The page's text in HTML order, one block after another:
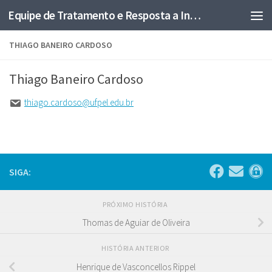
Skip to content Equipe de Tratamento e Resposta a Incidentes em Redes Computacionais
THIAGO BANEIRO CARDOSO
Thiago Baneiro Cardoso
thiago.cardoso@ufpel.edu.br
SIGA:
PRÓXIMO HISTÓRIA
Thomas de Aguiar de Oliveira
HISTÓRIA ANTERIOR
Henrique de Vasconcellos Rippel